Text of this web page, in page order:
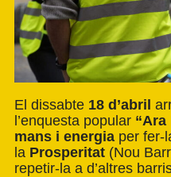
El dissabte 18 d’abril
l’enquesta popular “Ara
mans i energia per fer-
la Prosperitat (Nou
repetir-la a d’altres